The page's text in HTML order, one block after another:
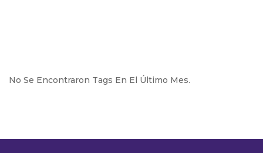
No Se Encontraron Tags En El Último Mes.